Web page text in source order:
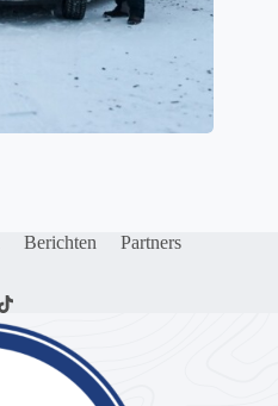
Berichten Partners